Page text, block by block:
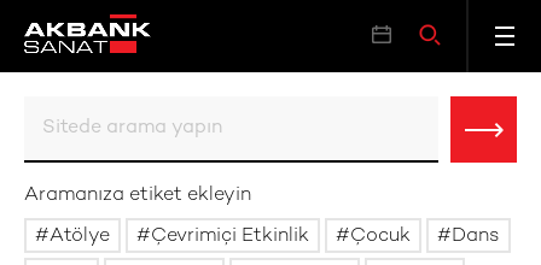
Aramanıza etiket ekleyin
Atölye
Çevrimiçi Etkinlik Çocuk
Dans